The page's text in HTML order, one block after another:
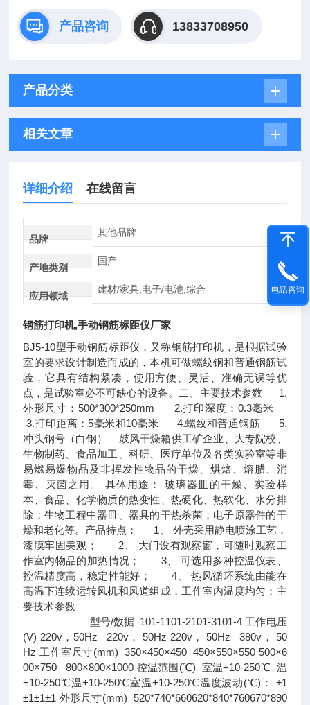
产品咨询 13833708950
产品分类
相关文章
详细介绍 在线留言
品牌
其他品牌
产地类别
国产
应用领域
建材/家具,电子/电池,综合
钢筋打印机,手动钢筋标距仪厂家
BJ5-10型手动钢筋标距仪，又称钢筋打印机，是根据试验
室的要求设计制造而成的，本机可做螺纹钢和普通钢筋试
验，它具有结构紧凑，使用方便、灵活、准确无误等优
点，是试验室必不可缺心的设备。二、主要技术参数 1.
外形尺寸：500*300*250mm 2.打印深度：0.3毫米
3.打印距离：5毫米和10毫米 4.螺纹和普通钢筋 5.
冲头钢号（白钢） 鼓风干燥箱供工矿企业、大专院校、
生物制药、食品加工、科研、医疗单位及各类实验室等非
易燃易爆物品及非挥发性物品的干燥、烘焙、熔腊、消
毒、灭菌之用。 具体用途： 玻璃器皿的干燥、实验样
本、食品、化学物质的热变性、热硬化、热软化、水分排
除；生物工程中器皿、器具的干热杀菌；电子原器件的干
燥和老化等。产品特点： 1、 外壳采用静电喷涂工艺，
漆膜牢固美观； 2、 大门设有观察窗，可随时观察工
作室内物品的加热情况； 3、 可选用多种控温仪表、
控温精度高，稳定性能好； 4、 热风循环系统由能在
高温下连续运转风机和风道组成，工作室内温度均匀；主
要技术参数
型号/数据 101-1101-2101-3101-4 工作电压
(V) 220v，50Hz 220v， 50Hz 220v， 50Hz 380v， 50
Hz 工作室尺寸(mm) 350×450×450 450×550×550 500×6
00×750 800×800×1000 控温范围(℃) 室温+10-250℃ 温
+10-250℃温+10-250℃室温+10-250℃温度波动(℃)： ±1
±1±1±1 外形尺寸(mm) 520*740*660620*840*760670*890
电话咨询